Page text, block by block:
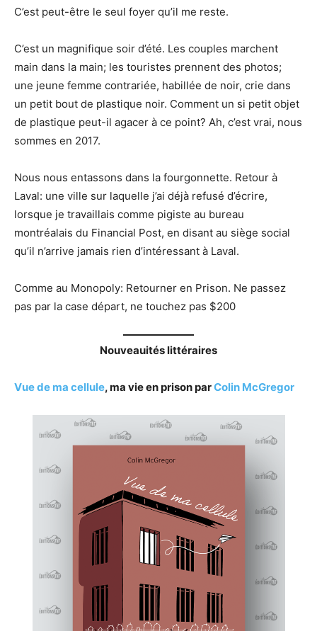
C’est peut-être le seul foyer qu’il me reste.
C’est un magnifique soir d’été. Les couples marchent
main dans la main; les touristes prennent des photos;
une jeune femme contrariée, habillée de noir, crie dans
un petit bout de plastique noir. Comment un si petit objet
de plastique peut-il agacer à ce point? Ah, c’est vrai, nous
sommes en 2017.
Nous nous entassons dans la fourgonnette. Retour à
Laval: une ville sur laquelle j’ai déjà refusé d’écrire,
lorsque je travaillais comme pigiste au bureau
montréalais du Financial Post, en disant au siège social
qu’il n’arrive jamais rien d’intéressant à Laval.
Comme au Monopoly: Retourner en Prison. Ne passez
pas par la case départ, ne touchez pas $200
Nouveauités littéraires
Vue de ma cellule, ma vie en prison parColin McGregor